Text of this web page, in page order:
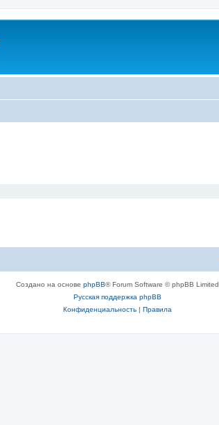
Создано на основе phpBB® Forum Software © phpBB Limited
Русская поддержка phpBB
Конфиденциальность| Правила